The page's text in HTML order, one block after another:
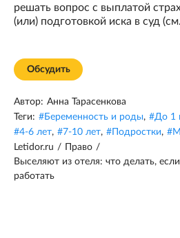
решать вопрос с выплатой
(или) подготовкой иска в суд
Обсудить
Автор: Анна Тарасенкова
Теги: #Беременность и роды, #До 1
#4-6 лет, #7-10 лет, # Подростки, #
Letidor.ru / Право /
Выселяют из отеля: что делать,
работать